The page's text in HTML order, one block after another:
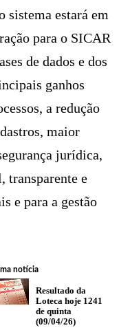
sistema estará em
para o SICAR
de dados e dos
ganhos
a redução
maior
jurídica,
transparente e
e para a gestão
notícia
Resultado da
Loteca hoje 1241
de quinta
(09/04/26)